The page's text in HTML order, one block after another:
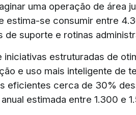
uma operação de área
estima-se consumir entre
de suporte e rotinas
iniciativas estruturadas de
e uso mais inteligente de
eficientes cerca de 30%
estimada entre 1.300 e